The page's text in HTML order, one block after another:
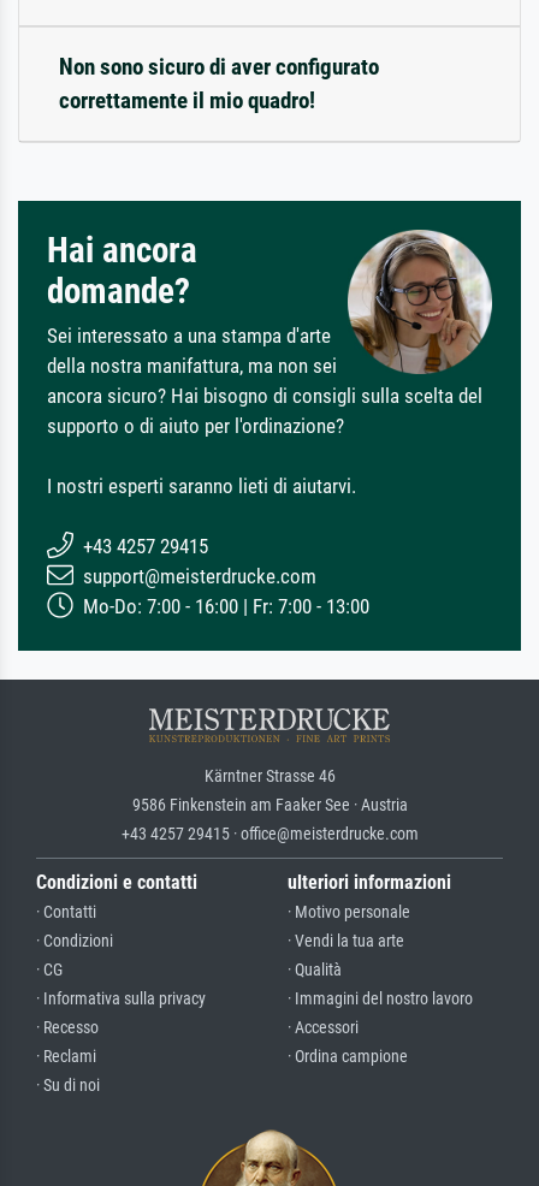
Non sono sicuro di aver configurato
correttamente il mio quadro!
Hai ancora
domande?
Sei interessato a una stampa d'arte
della nostra manifattura, ma non sei
ancora sicuro? Hai bisogno di consigli sulla scelta del
supporto o di aiuto per l'ordinazione?
I nostri esperti saranno lieti di aiutarvi.
+43 4257 29415
support@meisterdrucke.com
Mo-Do: 7:00 - 16:00 | Fr: 7:00 - 13:00
Kärntner Strasse 46
9586 Finkenstein am Faaker See · Austria
+43 4257 29415 · office@meisterdrucke.com
Condizioni e contatti
· Contatti
· Condizioni
· CG
· Informativa sulla privacy
· Recesso
· Reclami
· Su di noi
ulteriori informazioni
· Motivo personale
· Vendi la tua arte
· Qualità
· Immagini del nostro lavoro
· Accessori
· Ordina campione